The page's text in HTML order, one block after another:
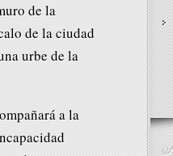
de la
de la ciudad
urbe de la
a la